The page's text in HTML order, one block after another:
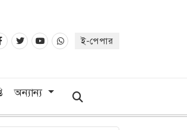
ই-পেপার
অন্যান্য